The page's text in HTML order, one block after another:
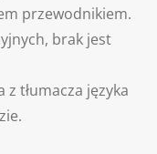
przewodnikiem.
brak jest
tłumacza języka